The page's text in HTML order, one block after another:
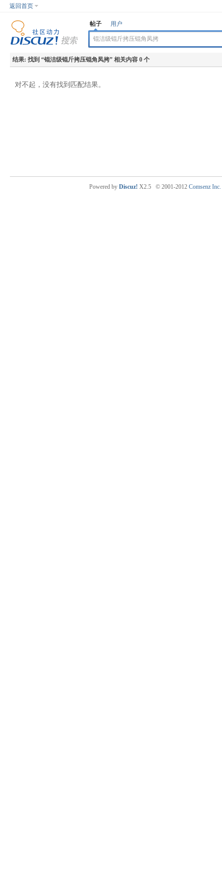
返回首页
帖子 用户
结果: 找到 “锟洁级锟斤拷压锟角凤拷” 相关内容 0 个
对不起，没有找到匹配结果。
Powered by Discuz! X2.5 © 2001-2012 Comsenz Inc.